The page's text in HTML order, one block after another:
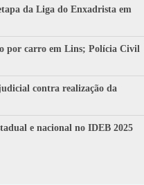
da Liga do Enxadrista em
por carro em Lins; Polícia Civil
contra realização da
e nacional no IDEB 2025